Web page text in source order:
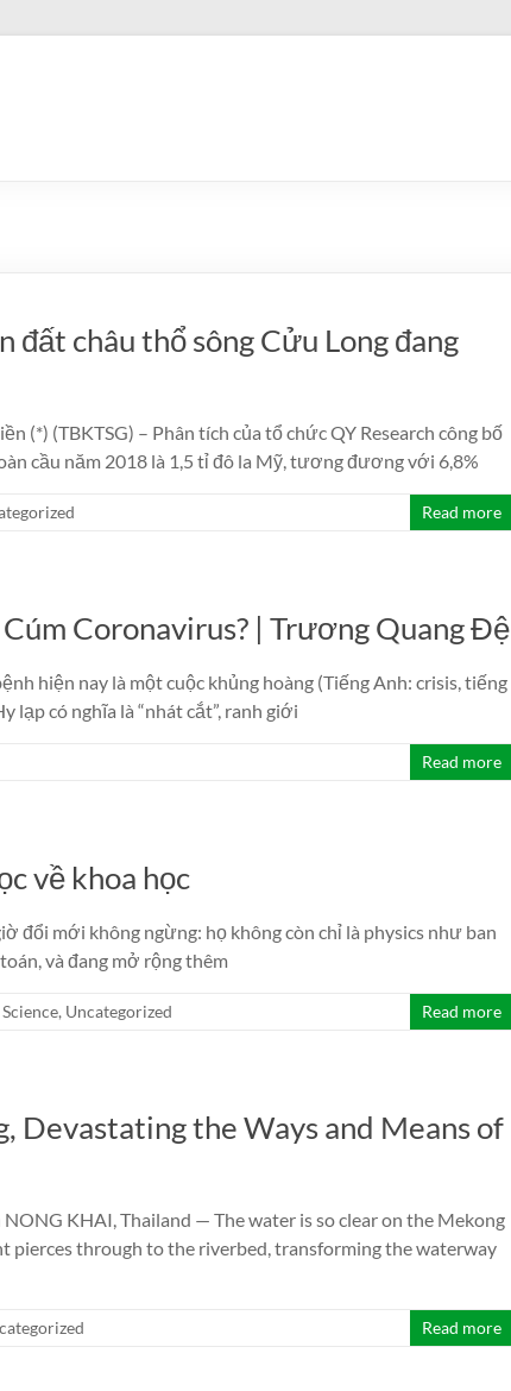
đất châu thổ sông Cửu Long đang
(*) (TBKTSG) – Phân tích của tổ chức QY Research công bố
cầu năm 2018 là 1,5 tỉ đô la Mỹ, tương đương với 6,8%
Read more
Coronavirus? | Trương Quang Đệ
hiện nay là một cuộc khủng hoàng (Tiếng Anh: crisis, tiếng
lạp có nghĩa là “nhát cắt”, ranh giới
Read more
về khoa học
đổi mới không ngừng: họ không còn chỉ là physics như ban
và đang mở rộng thêm
Science, Uncategorized Read more
Devastating the Ways and Means of
KHAI, Thailand — The water is so clear on the Mekong
pierces through to the riverbed, transforming the waterway
Read more